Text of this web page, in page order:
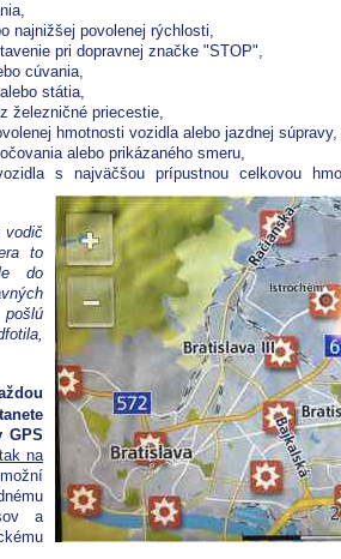
najnižšej povolenej rýchlosti,
pri dopravnej značke "STOP",
cúvania,
státia,
železničné priecestie,
hmotnosti vozidla alebo jazdnej súpravy,
alebo prikázaného smeru,
s najväčšou prípustnou celkovou
vodič
to
do
GPS
na
a